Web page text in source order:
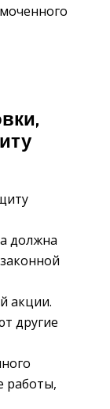
должна
акции.
другие
работы,